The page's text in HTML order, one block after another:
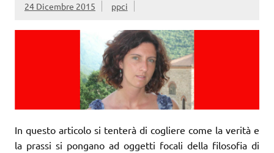
24 Dicembre 2015 ppci
In questo articolo si tenterà di cogliere come la verità e
la prassi si pongano ad oggetti focali della filosofia di